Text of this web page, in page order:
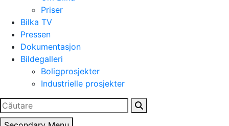
Priser
Bilka TV
Pressen
Dokumentasjon
Bildegalleri
Boligprosjekter
Industrielle prosjekter
Search
for: